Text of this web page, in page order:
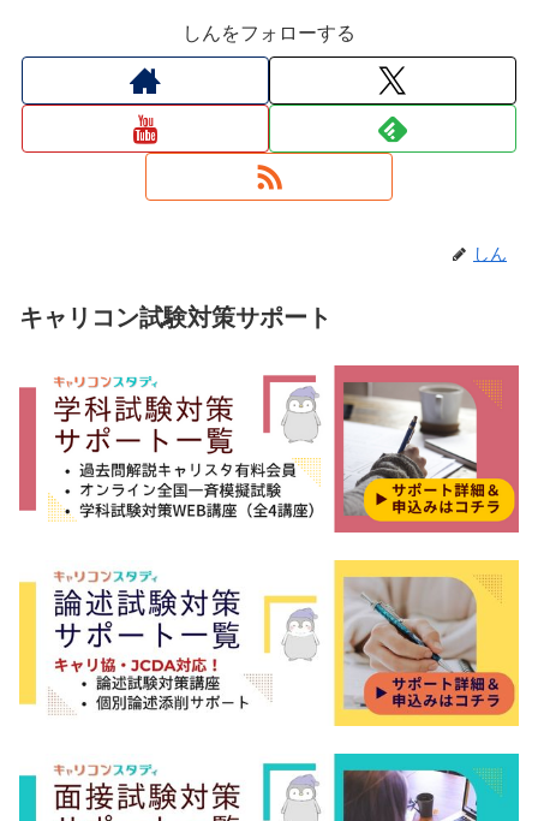
しんをフォローする
しん
キャリコン試験対策サポート